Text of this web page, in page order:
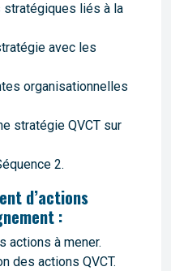
liés à la
avec les
organisationnelles
stratégie QVCT sur
2.
d’actions
:
actions à mener.
des actions QVCT.